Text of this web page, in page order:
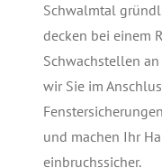
Schwalmtal
decken bei einem
Schwachstellen
wir Sie im
und machen Ihr
einbruchssicher.